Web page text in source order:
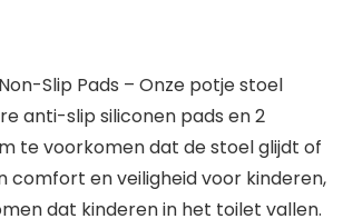
Slip Pads – Onze potje stoel
anti-slip siliconen pads en 2
te voorkomen dat de stoel glijdt of
comfort en veiligheid voor kinderen,
dat kinderen in het toilet vallen.